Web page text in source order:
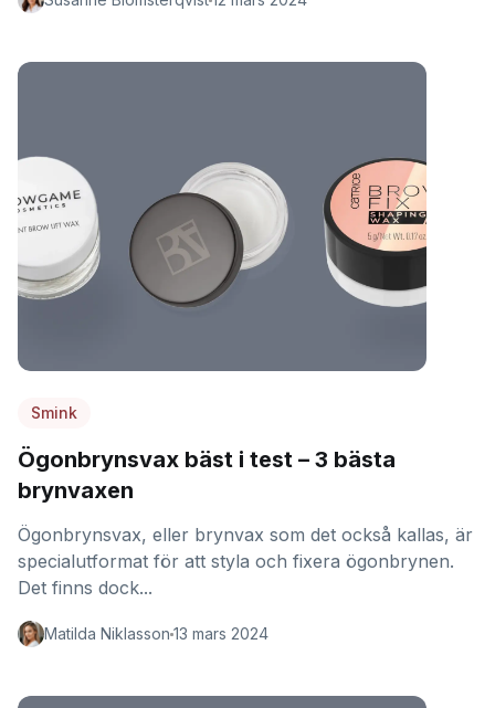
Smink
Ögonbrynsvax bäst i test – 3 bästa
brynvaxen
Ögonbrynsvax, eller brynvax som det också kallas, är
specialutformat för att styla och fixera ögonbrynen.
Det finns dock...
Matilda Niklasson 13 mars 2024